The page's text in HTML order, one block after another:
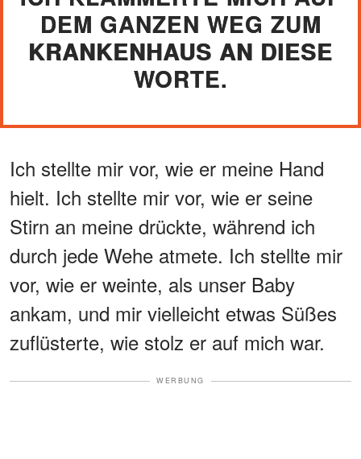
DEM GANZEN WEG ZUM
KRANKENHAUS AN DIESE
WORTE.
Ich stellte mir vor, wie er meine Hand
hielt. Ich stellte mir vor, wie er seine
Stirn an meine drückte, während ich
durch jede Wehe atmete. Ich stellte mir
vor, wie er weinte, als unser Baby
ankam, und mir vielleicht etwas Süßes
zuflüsterte, wie stolz er auf mich war.
WERBUNG